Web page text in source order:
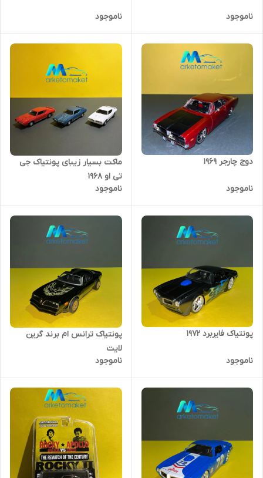
ناموجود ناموجود
دوج چارجر ۱۹۶۹
ناموجود
ماکت بسیار زیبای پونتیاک جی
تی او ۱۹۶۸
ناموجود
پونتیاک فایربرد 1972
ناموجود
پونتیاک ترانس ام برند گرین
لایت
ناموجود